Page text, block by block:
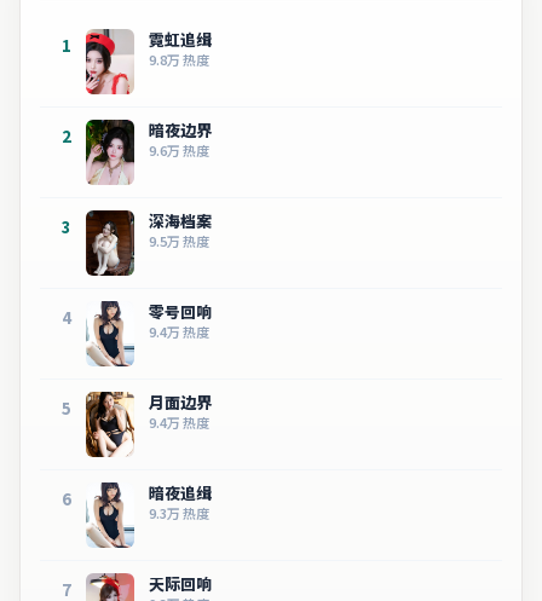
1 霓虹追缉
9.8万热度
2 暗夜边界
9.6万热度
3 深海档案
9.5万热度
4 零号回响
9.4万热度
5 月面边界
9.4万热度
6 暗夜追缉
9.3万热度
7 天际回响